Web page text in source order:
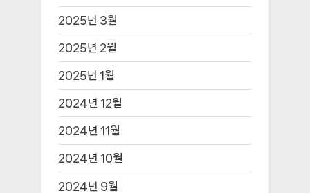
2025년 3월
2025년 2월
2025년 1월
2024년 12월
2024년 11월
2024년 10월
2024년 9월